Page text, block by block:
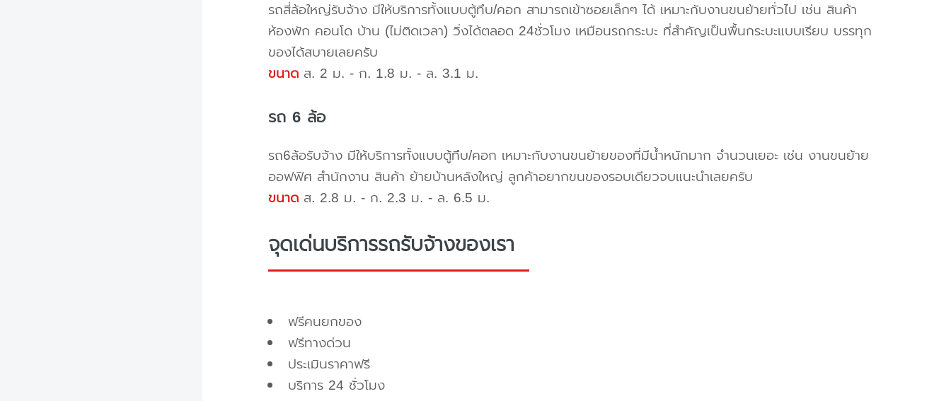
รถสี่ล้อใหญ่รับจ้าง มีให้บริการทั้งแบบตู้ทึบ/คอก สามารถเข้าซอยเล็กๆ ได้ เหมาะกับงานขนย้ายทั่วไป เช่น สินค้า
ห้องพัก คอนโด บ้าน (ไม่ติดเวลา) วิ่งได้ตลอด 24ชั่วโมง เหมือนรถกระบะ ที่สำคัญเป็นพื้นกระบะแบบเรียบ บรรทุก
ของได้สบายเลยครับ
ขนาดส. 2 ม. - ก. 1.8 ม. - ล. 3.1 ม.
รถ 6 ล้อ
รถ6ล้อรับจ้าง มีให้บริการทั้งแบบตู้ทึบ/คอก เหมาะกับงานขนย้ายของที่มีน้ำหนักมาก จำนวนเยอะ เช่น งานขนย้าย
ออฟฟิศ สำนักงาน สินค้า ย้ายบ้านหลังใหญ่ ลูกค้าอยากขนของรอบเดียวจบแนะนำเลยครับ
ขนาดส. 2.8 ม. - ก. 2.3 ม. - ล. 6.5 ม.
จุดเด่นบริการรถรับจ้างของเรา
ฟรีคนยกของ
ฟรีทางด่วน
ประเมินราคาฟรี
บริการ 24 ชั่วโมง